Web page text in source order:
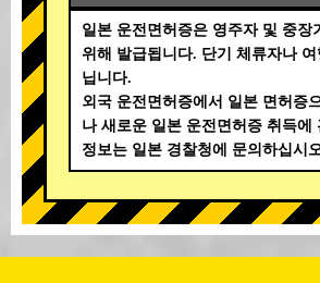
일본 운전면허증은 영주자 및 중장
위해 발급됩니다. 단기 체류자나
닙니다.
외국 운전면허증에서 일본 면허증
나 새로운 일본 운전면허증 취득에
정보는 일본 경찰청에 문의하십시